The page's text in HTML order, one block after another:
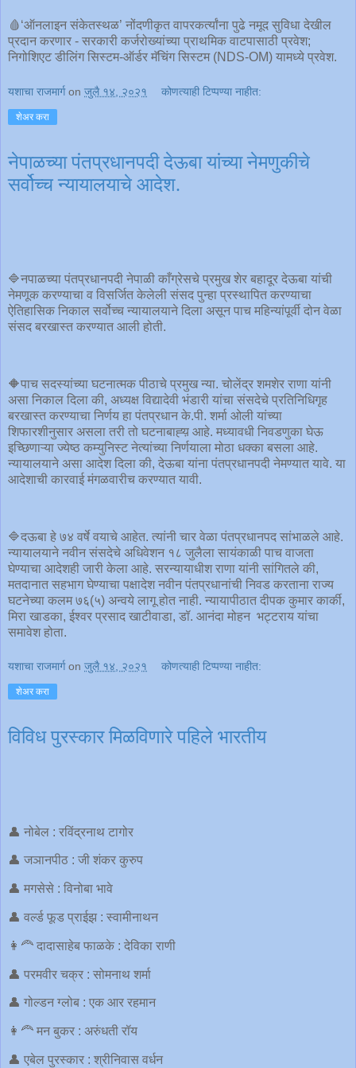
🩸‘ऑनलाइन संकेतस्थळ’ नोंदणीकृत वापरकर्त्यांना पुढे नमूद सुविधा देखील
प्रदान करणार - सरकारी कर्जरोख्यांच्या प्राथमिक वाटपासाठी प्रवेश;
निगोशिएट डीलिंग सिस्टम-ऑर्डर मॅचिंग सिस्टम (NDS-OM) यामध्ये प्रवेश.
यशाचा राजमार्ग on जुलै १४, २०२१ कोणत्याही टिप्पण्‍या नाहीत:
शेअर करा
नेपाळच्या पंतप्रधानपदी देऊबा यांच्या नेमणुकीचे
सर्वोच्च न्यायालयाचे आदेश.
🔷नपाळच्या पंतप्रधानपदी नेपाळी काँग्रेसचे प्रमुख शेर बहादूर देऊबा यांची
नेमणूक करण्याचा व विसर्जित केलेली संसद पुन्हा प्रस्थापित करण्याचा
ऐतिहासिक निकाल सर्वोच्च न्यायालयाने दिला असून पाच महिन्यांपूर्वी दोन वेळा
संसद बरखास्त करण्यात आली होती.
🔶पाच सदस्यांच्या घटनात्मक पीठाचे प्रमुख न्या. चोलेंद्र शमशेर राणा यांनी
असा निकाल दिला की, अध्यक्ष विद्यादेवी भंडारी यांचा संसदेचे प्रतिनिधिगृह
बरखास्त करण्याचा निर्णय हा पंतप्रधान के.पी. शर्मा ओली यांच्या
शिफारशीनुसार असला तरी तो घटनाबाह्य़ आहे. मध्यावधी निवडणुका घेऊ
इच्छिणाऱ्या ज्येष्ठ कम्युनिस्ट नेत्यांच्या निर्णयाला मोठा धक्का बसला आहे.
न्यायालयाने असा आदेश दिला की, देऊबा यांना पंतप्रधानपदी नेमण्यात यावे. या
आदेशाची कारवाई मंगळवारीच करण्यात यावी.
🔷दऊबा हे ७४ वर्षे वयाचे आहेत. त्यांनी चार वेळा पंतप्रधानपद सांभाळले आहे.
न्यायालयाने नवीन संसदेचे अधिवेशन १८ जुलैला सायंकाळी पाच वाजता
घेण्याचा आदेशही जारी केला आहे. सरन्यायाधीश राणा यांनी सांगितले की,
मतदानात सहभाग घेण्याचा पक्षादेश नवीन पंतप्रधानांची निवड करताना राज्य
घटनेच्या कलम ७६(५) अन्वये लागू होत नाही. न्यायापीठात दीपक कुमार कार्की,
मिरा खाडका, ईश्वर प्रसाद खाटीवाडा, डॉ. आनंदा मोहन भट्टराय यांचा
समावेश होता.
यशाचा राजमार्ग on जुलै १४, २०२१ कोणत्याही टिप्पण्‍या नाहीत:
शेअर करा
विविध पुरस्कार मिळविणारे पहिले भारतीय
👤 नोबेल : रविंद्रनाथ टागोर
👤 जञानपीठ : जी शंकर कुरुप
👤 मगसेसे : विनोबा भावे
👤 वर्ल्ड फूड प्राईझ : स्वामीनाथन
👩‍🦰 दादासाहेब फाळके : देविका राणी
👤 परमवीर चक्र : सोमनाथ शर्मा
👤 गोल्डन ग्लोब : एक आर रहमान
👩‍🦰 मन बुकर : अरुंधती रॉय
👤 एबेल पुरस्कार : श्रीनिवास वर्धन